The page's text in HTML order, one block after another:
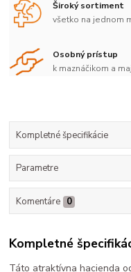
Široký sortiment
všetko na jednom
Osobný prístup
k maznáčikom a
Kompletné špecifikácie
Parametre
Komentáre 0
Kompletné
Táto atraktívna hacienda